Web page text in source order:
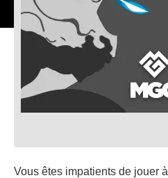
Vous êtes impatients de jouer à